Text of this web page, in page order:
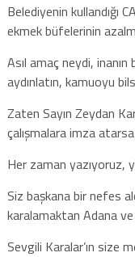
Belediyenin kullandığı
ekmek büfelerinin
Asıl amaç neydi,
aydınlatın, kamuoyu
Zaten Sayın Zeydan
çalışmalara imza
Her zaman yazıyoruz,
Siz başkana bir nefes
karalamaktan Adana
Sevgili Karalar’ın size